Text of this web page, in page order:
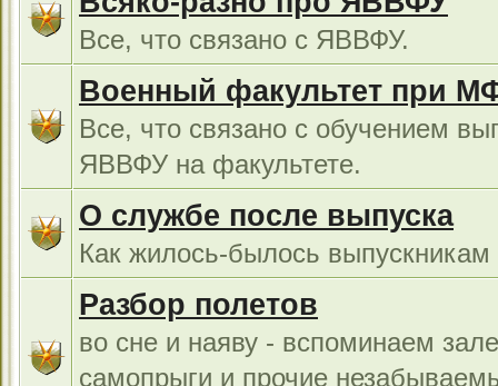
Все, что связано с ЯВВФУ.
Военный факультет при
Все, что связано с обучением
ЯВВФУ на факультете.
О службе после выпуска
Как жилось-былось выпускникам
Разбор полетов
во сне и наяву - вспоминаем
самопрыги и прочие